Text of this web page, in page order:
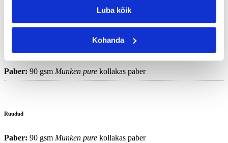
Luba kõik
Kohanda
kollakas paber
Paber: 90 gsm Munken pure kollakas paber
Ruudud
Paber: 90 gsm Munken pure kollakas paber